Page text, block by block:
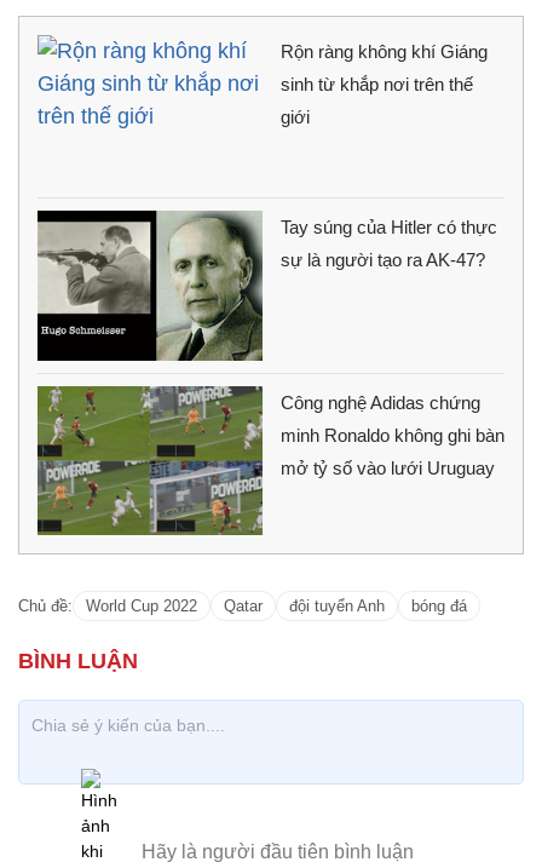
Rộn ràng không khí Giáng
sinh từ khắp nơi trên thế
giới
Tay súng của Hitler có thực
sự là người tạo ra AK-47?
Công nghệ Adidas chứng
minh Ronaldo không ghi bàn
mở tỷ số vào lưới Uruguay
Chủ đề: World Cup 2022 Qatar đội tuyển Anh bóng đá